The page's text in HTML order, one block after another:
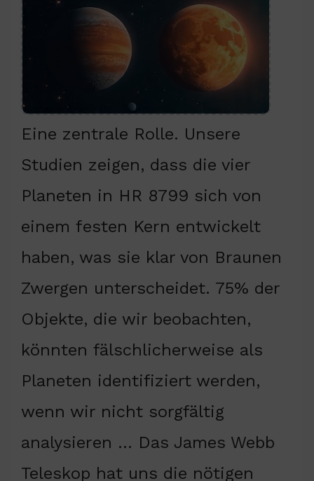
Eine zentrale Rolle. Unsere
Studien zeigen, dass die vier
Planeten in HR 8799 sich von
einem festen Kern entwickelt
haben, was sie klar von Braunen
Zwergen unterscheidet. 75% der
Objekte, die wir beobachten,
könnten fälschlicherweise als
Planeten identifiziert werden,
wenn wir nicht sorgfältig
analysieren … Das James Webb
Teleskop hat uns die nötigen